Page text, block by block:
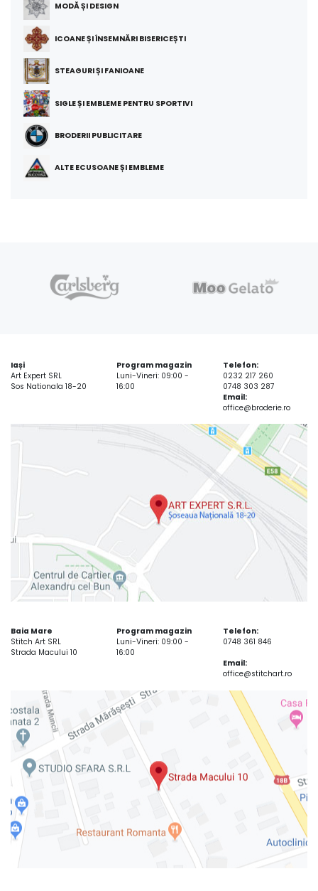
MODĂ ȘI DESIGN
ICOANE ȘI ÎNSEMNĂRI BISERICEȘTI
STEAGURI ȘI FANIOANE
SIGLE ȘI EMBLEME PENTRU SPORTIVI
BRODERII PUBLICITARE
ALTE ECUSOANE ȘI EMBLEME
Iași
Art Expert SRL
Sos Nationala 18-20
Program magazin
Luni-Vineri: 09:00 -
16:00
Telefon:
0232 217 260
0748 303 287
Email:
office@broderie.ro
Baia Mare
Stitch Art SRL
Strada Macului 10
Program magazin
Luni-Vineri: 09:00 -
16:00
Telefon:
0748 361 846
Email:
office@stitchart.ro